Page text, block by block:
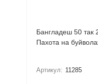
Бангладеш 50 так
Артикул: 11285